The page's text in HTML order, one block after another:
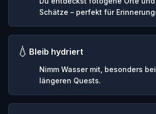
Schätze – perfekt für
💧 Bleib hydriert
Nimm Wasser mit, besonders
längeren Quests.